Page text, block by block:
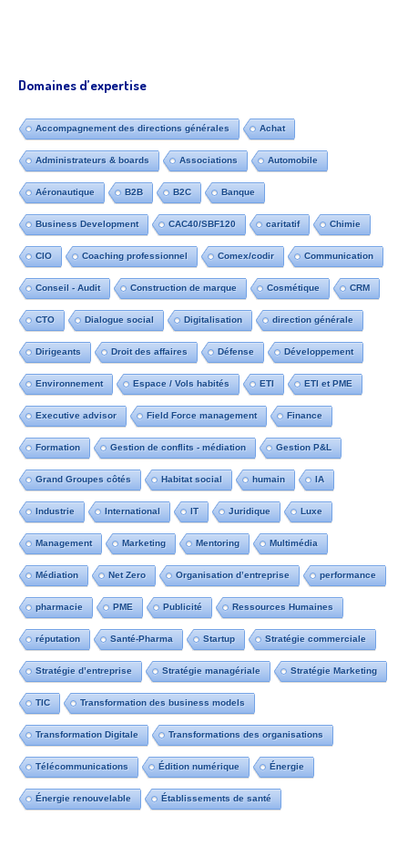
Domaines d’expertise
Accompagnement des directions générales Achat
Administrateurs & boards Associations Automobile
Aéronautique B2B B2C Banque
Business Development CAC40/SBF120 caritatif Chimie
CIO Coaching professionnel Comex/codir Communication
Conseil - Audit Construction de marque Cosmétique CRM
CTO Dialogue social Digitalisation direction générale
Dirigeants Droit des affaires Défense Développement
Environnement Espace / Vols habités ETI ETI et PME
Executive advisor Field Force management Finance
Formation Gestion de conflits - médiation Gestion P&L
Grand Groupes côtés Habitat social humain IA
Industrie International IT Juridique Luxe
Management Marketing Mentoring Multimédia
Médiation Net Zero Organisation d’entreprise performance
pharmacie PME Publicité Ressources Humaines
réputation Santé-Pharma Startup Stratégie commerciale
Stratégie d’entreprise Stratégie managériale Stratégie Marketing
TIC Transformation des business models
Transformation Digitale Transformations des organisations
Télécommunications Édition numérique Énergie
Énergie renouvelable Établissements de santé